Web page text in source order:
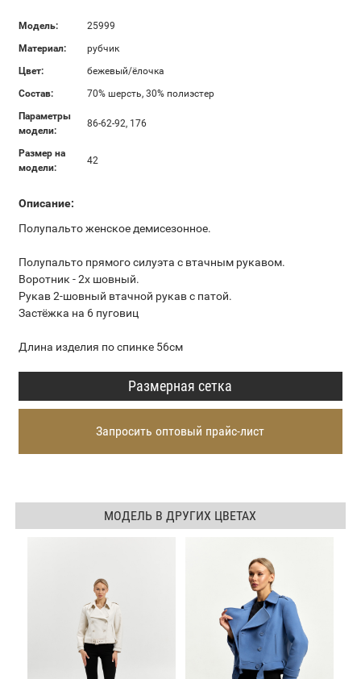
Модель:
25999
Материал:
рубчик
Цвет:
бежевый/ёлочка
Состав:
70% шерсть, 30% полиэстер
Параметры
модели:
86-62-92, 176
Размер на
модели:
42
Описание:
Полупальто женское демисезонное.
Полупальто прямого силуэта с втачным рукавом.
Воротник - 2х шовный.
Рукав 2-шовный втачной рукав с патой.
Застёжка на 6 пуговиц
Длина изделия по спинке 56см
Размерная сетка
Запросить оптовый прайс-лист
МОДЕЛЬ В ДРУГИХ ЦВЕТАХ